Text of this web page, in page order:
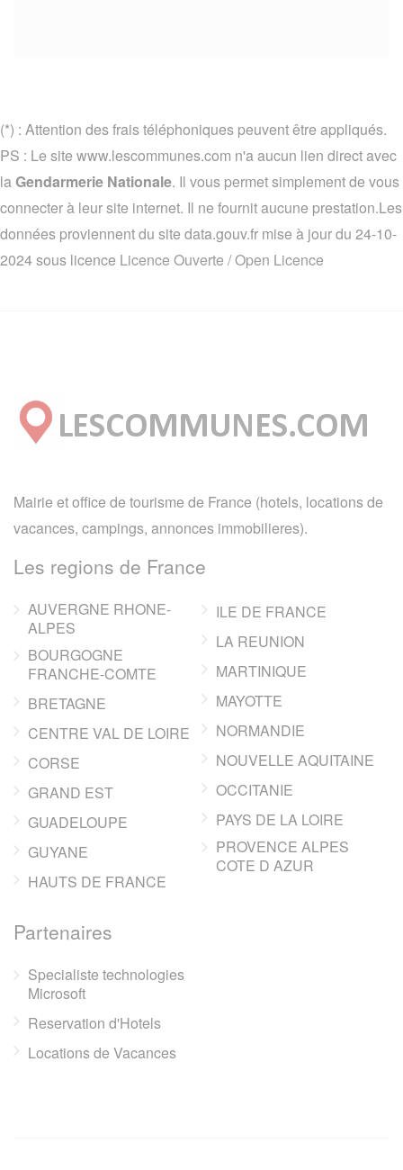
(*) : Attention des frais téléphoniques peuvent être appliqués.
PS : Le site www.lescommunes.com n'a aucun lien direct avec
laGendarmerie Nationale. Il vous permet simplement de vous
connecter à leur site internet. Il ne fournit aucune prestation.Les
données proviennent du site data.gouv.fr mise à jour du 24-10-
2024 sous licence Licence Ouverte / Open Licence
Mairie et office de tourisme de France (hotels, locations de
vacances, campings, annonces immobilieres).
Les regions de France
AUVERGNE RHONE-
ALPES
BOURGOGNE
FRANCHE-COMTE
BRETAGNE
CENTRE VAL DE LOIRE
CORSE
GRAND EST
GUADELOUPE
GUYANE
HAUTS DE FRANCE
ILE DE FRANCE
LA REUNION
MARTINIQUE
MAYOTTE
NORMANDIE
NOUVELLE AQUITAINE
OCCITANIE
PAYS DE LA LOIRE
PROVENCE ALPES
COTE D AZUR
Partenaires
Specialiste technologies
Microsoft
Reservation d'Hotels
Locations de Vacances